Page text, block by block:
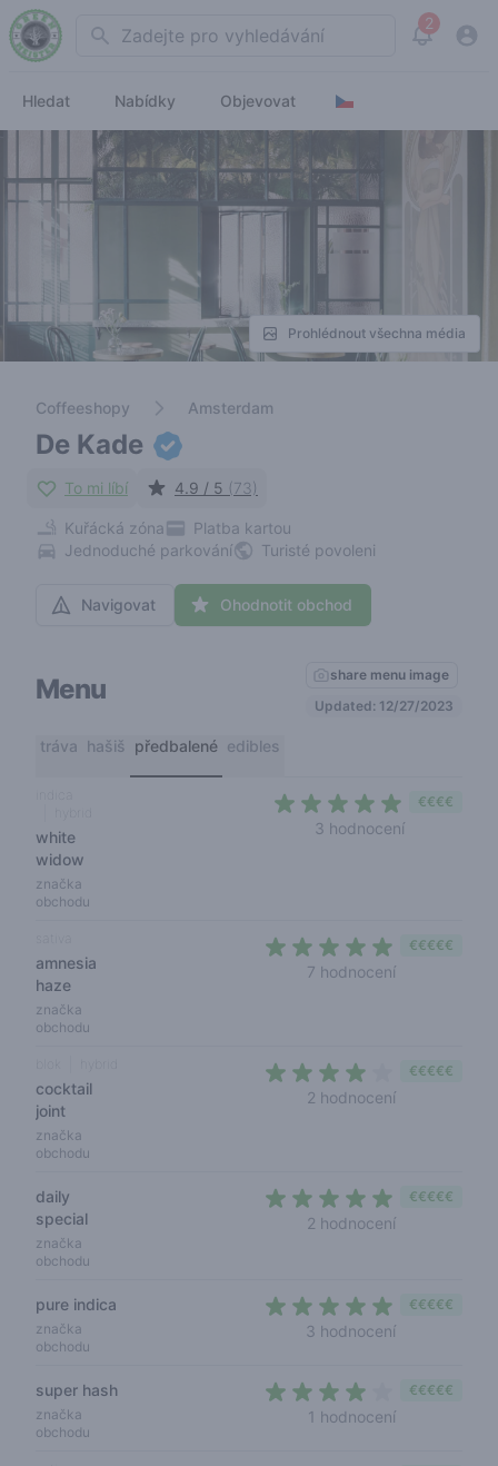
Search 2
View
Hledat Nabídky Objevovat
Prohlédnout všechna média
Coffeeshopy Amsterdam
De Kade
To mi líbí 4.9 / 5 (73)
Kuřácká zóna
Platba kartou
Jednoduché parkování
Turisté povoleni
Navigovat Ohodnotit obchod
Menu
share menu image
Updated: 12/27/2023
tráva hašiš předbalené edibles
white
widow
značka
obchodu
3 hodnocení
€€€€
amnesia
haze
značka
obchodu
7 hodnocení
€€€€€
cocktail
joint
značka
obchodu
2 hodnocení
€€€€€
daily
special
značka
obchodu
2 hodnocení
€€€€€
pure indica
značka
obchodu
3 hodnocení
€€€€€
super hash
značka
obchodu
1 hodnocení
€€€€€